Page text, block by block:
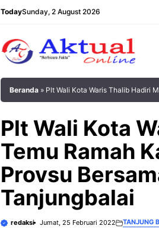
TodaySunday, 2 August 2026
Beranda » Plt Wali Kota Waris Thalib Hadiri
Plt Wali Kota
Temu Ramah
Provsu
Tanjungbalai
redaksi Jumat, 25 Februari 2022 TANJUNG